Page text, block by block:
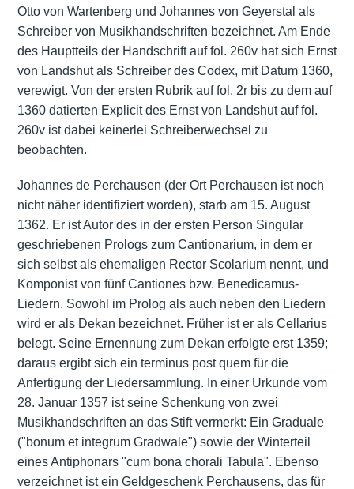
Otto von Wartenberg und Johannes von Geyerstal als
Schreiber von Musikhandschriften bezeichnet. Am Ende
des Hauptteils der Handschrift auf fol. 260v hat sich Ernst
von Landshut als Schreiber des Codex, mit Datum 1360,
verewigt. Von der ersten Rubrik auf fol. 2r bis zu dem auf
1360 datierten Explicit des Ernst von Landshut auf fol.
260v ist dabei keinerlei Schreiberwechsel zu
beobachten.
Johannes de Perchausen (der Ort Perchausen ist noch
nicht näher identifiziert worden), starb am 15. August
1362. Er ist Autor des in der ersten Person Singular
geschriebenen Prologs zum Cantionarium, in dem er
sich selbst als ehemaligen Rector Scolarium nennt, und
Komponist von fünf Cantiones bzw. Benedicamus-
Liedern. Sowohl im Prolog als auch neben den Liedern
wird er als Dekan bezeichnet. Früher ist er als Cellarius
belegt. Seine Ernennung zum Dekan erfolgte erst 1359;
daraus ergibt sich ein terminus post quem für die
Anfertigung der Liedersammlung. In einer Urkunde vom
28. Januar 1357 ist seine Schenkung von zwei
Musikhandschriften an das Stift vermerkt: Ein Graduale
("bonum et integrum Gradwale") sowie der Winterteil
eines Antiphonars "cum bona chorali Tabula". Ebenso
verzeichnet ist ein Geldgeschenk Perchausens, das für